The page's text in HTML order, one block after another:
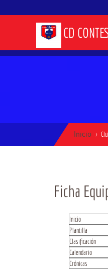
CD
Inicio
Ficha
Inicio
Plantilla
Clasificación
Calendario
Crónicas